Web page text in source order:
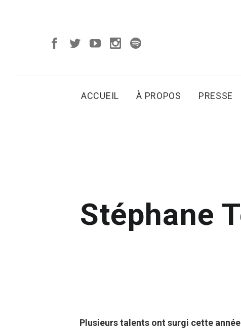
ACCUEIL À PROPOS PRESSE
Stéphane
Plusieurs talents ont surgi cette